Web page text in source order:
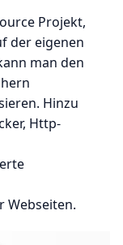
Projekt,
der eigenen
man den
Hinzu
Http-
Webseiten.